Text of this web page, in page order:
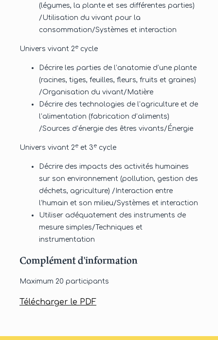
(légumes, la plante et ses différentes parties)
/Utilisation du vivant pour la
consommation/Systèmes et interaction
Univers vivant 2e cycle
Décrire les parties de l’anatomie d’une plante
(racines, tiges, feuilles, fleurs, fruits et graines)
/Organisation du vivant/Matière
Décrire des technologies de l’agriculture et de
l’alimentation (fabrication d’aliments)
/Sources d’énergie des êtres vivants/Énergie
Univers vivant 2e et 3e cycle
Décrire des impacts des activités humaines
sur son environnement (pollution, gestion des
déchets, agriculture) /Interaction entre
l’humain et son milieu/Systèmes et interaction
Utiliser adéquatement des instruments de
mesure simples/Techniques et
instrumentation
Complément d'information
Maximum 20 participants